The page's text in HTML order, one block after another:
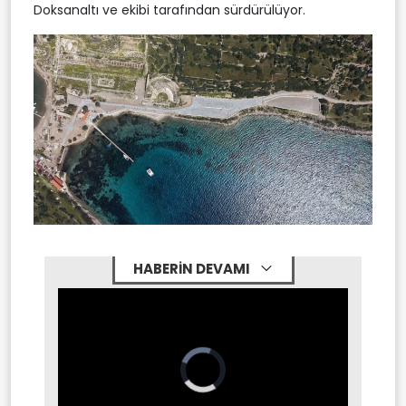
Doksanaltı ve ekibi tarafından sürdürülüyor.
HABERİN DEVAMI
Video
Player
is
loading.